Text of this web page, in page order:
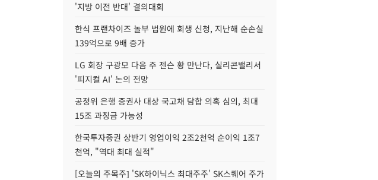
'지방 이전 반대' 결의대회
한식 프랜차이즈 놀부 법원에 회생 신청, 지난해 순손실
139억으로 9배 증가
LG 회장 구광모 다음 주 젠슨 황 만난다, 실리콘밸리서
'피지컬 AI' 논의 전망
공정위 은행 증권사 대상 국고채 담합 의혹 심의, 최대
15조 과징금 가능성
한국투자증권 상반기 영업이익 2조2천억 순이익 1조7
천억, "역대 최대 실적"
[오늘의 주목주] 'SK하이닉스 최대주주' SK스퀘어 주가